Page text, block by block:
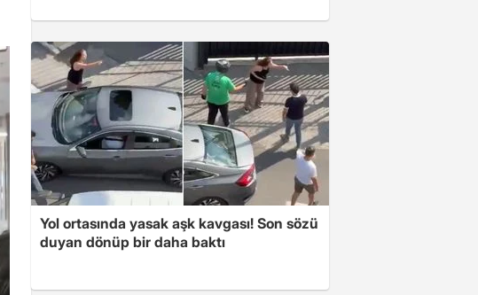
Yol ortasında yasak aşk kavgası! Son sözü
duyan dönüp bir daha baktı